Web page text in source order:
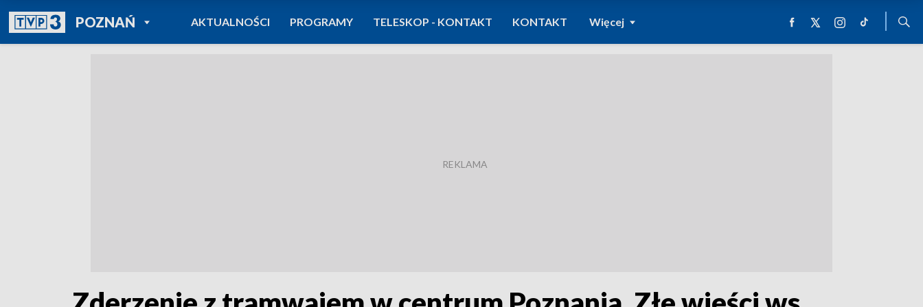
POZNAŃPOWRÓT DO
TVP REGIONY
AKTUALNOŚCI PROGRAMY TELESKOP - KONTAKT KONTAKT Więcej